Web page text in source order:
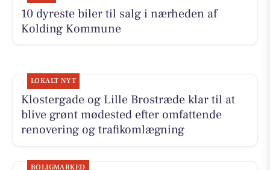
10 dyreste biler til salg i nærheden af
Kolding Kommune
LOKALT NYT
Klostergade og Lille Brostræde klar til at
blive grønt mødested efter omfattende
renovering og trafikomlægning
BOLIGMARKED